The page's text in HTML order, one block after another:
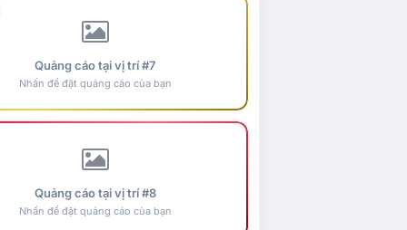
Quảng cáo tại vị trí #7
Nhấn để đặt quảng cáo của bạn
Quảng cáo tại vị trí #8
Nhấn để đặt quảng cáo của bạn